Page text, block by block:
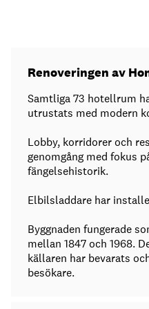
Renoveringen av
Samtliga 73 hotellrum
utrustats med modern
Lobby, korridorer och
genomgång med fokus
fängelsehistorik.
Elbilsladdare har
Byggnaden fungerade
mellan 1847 och 1968.
källaren har bevarats
besökare.